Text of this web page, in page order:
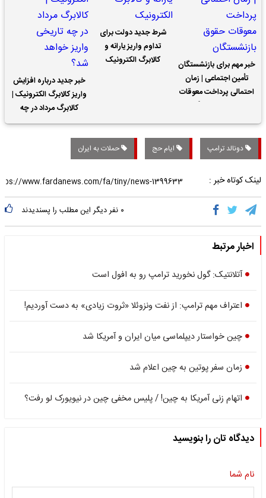
خبر مهم برای بازنشستگان
تأمین اجتماعی | زمان
احتمالی پرداخت معوقات
شرط جدید دولت برای
تداوم واریز یارانه و
کالابرگ الکترونیک
خبر جدید درباره افزایش
واریز کالابرگ الکترونیک |
کالابرگ مرداد در چه
تاریخی واریز خواهد شد؟
دونالد ترامپ ایام حج حملات به ایران
لینک کوتاه خبر :
۰ نفر دیگر این مطلب را پسندیدند
اخبار مرتبط
آتلانتیک: گول نخورید ترامپ رو به افول است
اعتراف مهم ترامپ: از نفت ونزوئلا «ثروت زیادی» به دست آوردیم!
چین خواستار دیپلماسی میان ایران و آمریکا شد
زمان سفر پوتین به چین اعلام شد
اتهام زنی آمریکا به چین! / پلیس مخفی چین در نیویورک لو رفت؟
دیدگاه تان را بنویسید
نام شما